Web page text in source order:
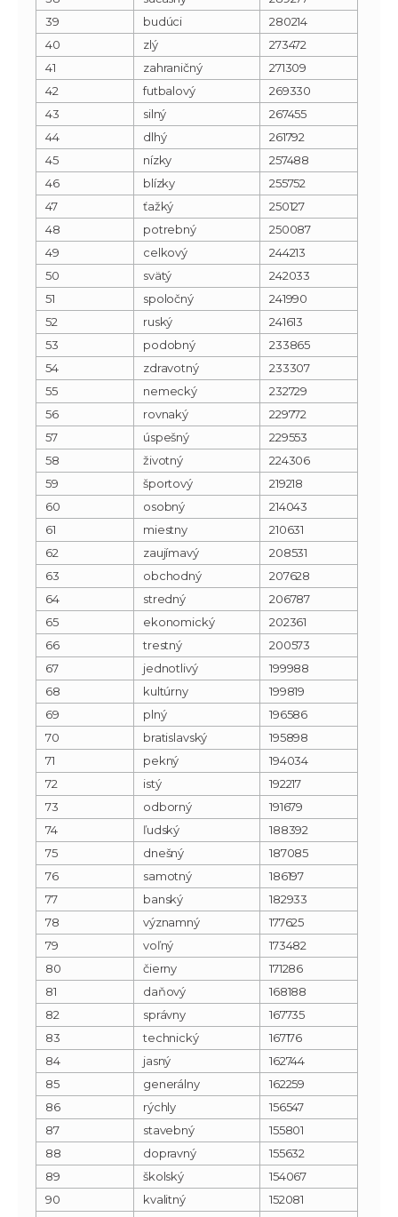
39
budúci
280214
40
zlý
273472
41
zahraničný
271309
42
futbalový
269330
43
silný
267455
44
dlhý
261792
45
nízky
257488
46
blízky
255752
47
ťažký
250127
48
potrebný
250087
49
celkový
244213
50
svätý
242033
51
spoločný
241990
52
ruský
241613
53
podobný
233865
54
zdravotný
233307
55
nemecký
232729
56
rovnaký
229772
57
úspešný
229553
58
životný
224306
59
športový
219218
60
osobný
214043
61
miestny
210631
62
zaujímavý
208531
63
obchodný
207628
64
stredný
206787
65
ekonomický
202361
66
trestný
200573
67
jednotlivý
199988
68
kultúrny
199819
69
plný
196586
70
bratislavský
195898
71
pekný
194034
72
istý
192217
73
odborný
191679
74
ľudský
188392
75
dnešný
187085
76
samotný
186197
77
banský
182933
78
významný
177625
79
voľný
173482
80
čierny
171286
81
daňový
168188
82
správny
167735
83
technický
167176
84
jasný
162744
85
generálny
162259
86
rýchly
156547
87
stavebný
155801
88
dopravný
155632
89
školský
154067
90
kvalitný
152081